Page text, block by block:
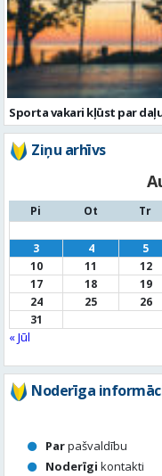
Sporta vakari kļūst par
Ziņu arhīvs
Pi Ot Tr
3
4 5
10
11 12
17
18 19
24
25 26
31
« Jūl
Noderīga
Parpašvaldību
Noderīgi kontakti